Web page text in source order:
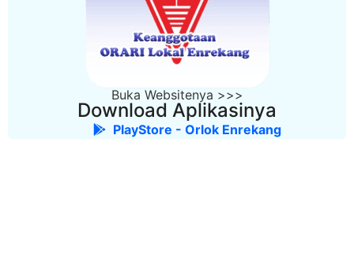
Buka Websitenya >>>
Download Aplikasinya
PlayStore - Orlok Enrekang